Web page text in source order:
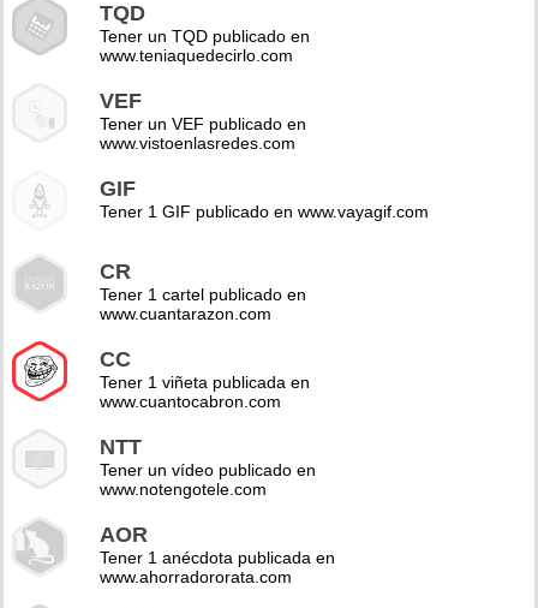
TQD
Tener un TQD publicado en
www.teniaquedecirlo.com
VEF
Tener un VEF publicado en
www.vistoenlasredes.com
GIF
Tener 1 GIF publicado en www.vayagif.com
CR
Tener 1 cartel publicado en
www.cuantarazon.com
CC
Tener 1 viñeta publicada en
www.cuantocabron.com
NTT
Tener un vídeo publicado en
www.notengotele.com
AOR
Tener 1 anécdota publicada en
www.ahorradororata.com